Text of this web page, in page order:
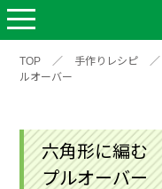
TOP ／ 手作りレシピ ／
ルオーバー
六角形に編む
プルオーバー